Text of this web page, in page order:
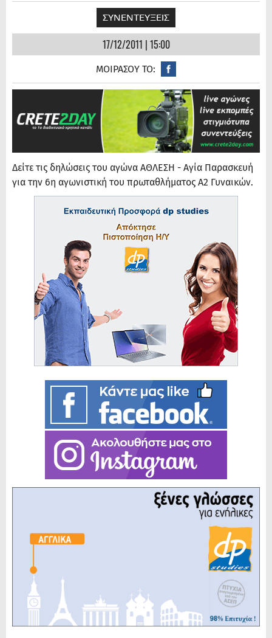
ΣΥΝΕΝΤΕΥΞΕΙΣ
17/12/2011 | 15:00
ΜΟΙΡΑΣΟΥ ΤΟ:
Δείτε τις δηλώσεις του αγώνα ΑΘΛΕΣΗ - Αγία Παρασκευή
για την 6η αγωνιστική του πρωταθλήματος Α2 Γυναικών.